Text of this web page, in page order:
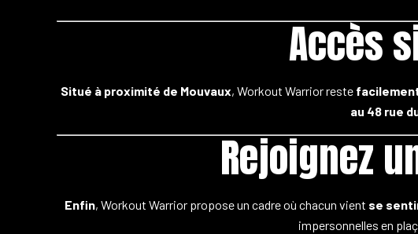
Accès
Situé à proximité de Mouvaux, Workout Warrior reste
au 48 rue
Rejoignez
Enfin, Workout Warrior propose un cadre où chacun vient se
impersonnelles en